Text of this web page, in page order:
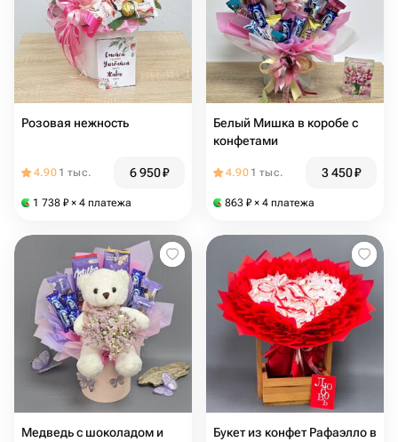
Розовая нежность
4.90 1 тыс. 6 950₽
1 738 ₽ × 4 платежа
Белый Мишка в коробе с
конфетами
4.90 1 тыс. 3 450₽
863 ₽ × 4 платежа
Медведь с шоколадом и
Букет из конфет Рафаэлло в